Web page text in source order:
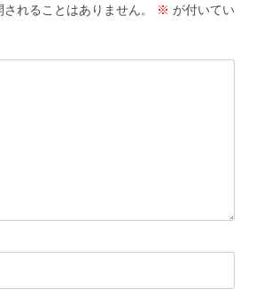
れることはありません。 ※ が付いてい